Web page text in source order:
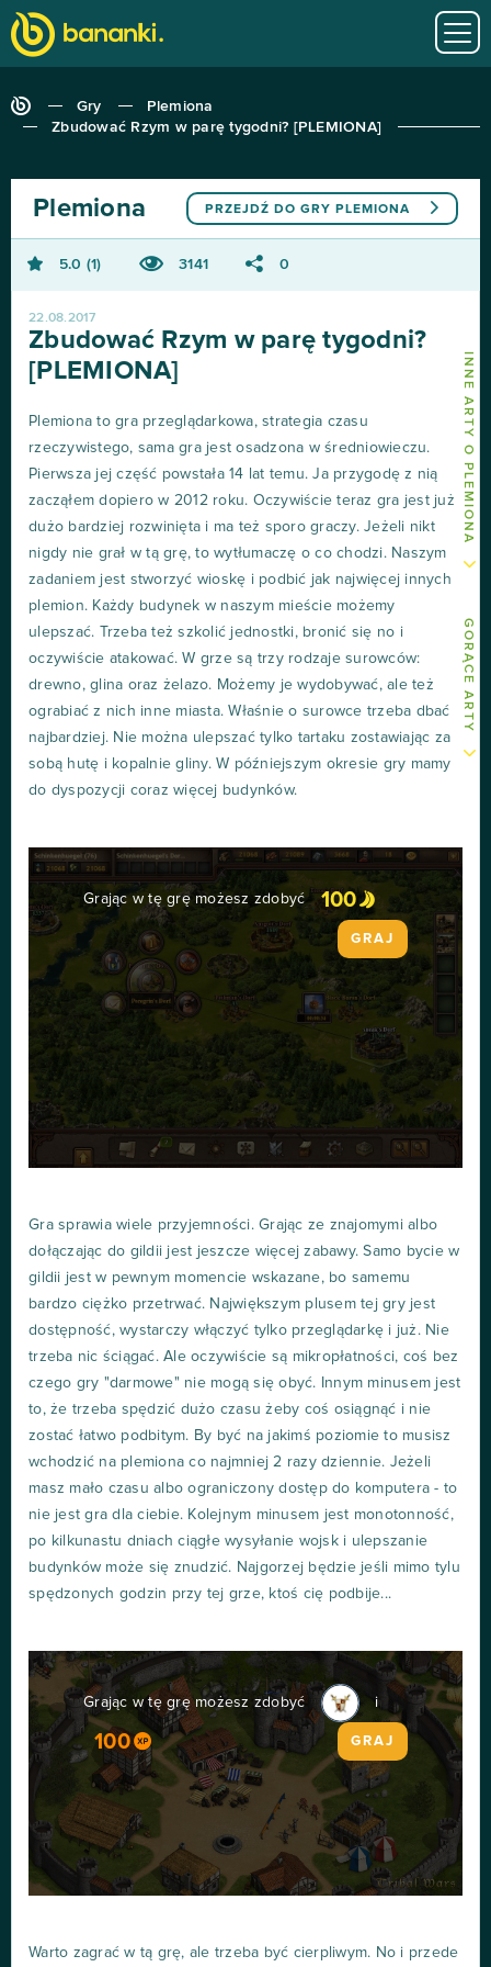
Gry
Plemiona
Zbudować Rzym w parę tygodni? [PLEMIONA]
INNE ARTY O PLEMIONA
GORĄCE ARTY
PRZEJDŹ DO GRY PLEMIONA
Plemiona
5.0 1 3141 0
22.08.2017
Zbudować Rzym w parę tygodni?
[PLEMIONA]
Plemiona to gra przeglądarkowa, strategia czasu
rzeczywistego, sama gra jest osadzona w średniowieczu.
Pierwsza jej część powstała 14 lat temu. Ja przygodę z nią
zacząłem dopiero w 2012 roku. Oczywiście teraz gra jest już
dużo bardziej rozwinięta i ma też sporo graczy. Jeżeli nikt
nigdy nie grał w tą grę, to wytłumaczę o co chodzi. Naszym
zadaniem jest stworzyć wioskę i podbić jak najwięcej innych
plemion. Każdy budynek w naszym mieście możemy
ulepszać. Trzeba też szkolić jednostki, bronić się no i
oczywiście atakować. W grze są trzy rodzaje surowców:
drewno, glina oraz żelazo. Możemy je wydobywać, ale też
ograbiać z nich inne miasta. Właśnie o surowce trzeba dbać
najbardziej. Nie można ulepszać tylko tartaku zostawiając za
sobą hutę i kopalnie gliny. W późniejszym okresie gry mamy
do dyspozycji coraz więcej budynków.
Grając w tę grę możesz zdobyć 100
GRAJ
Gra sprawia wiele przyjemności. Grając ze znajomymi albo
dołączając do gildii jest jeszcze więcej zabawy. Samo bycie w
gildii jest w pewnym momencie wskazane, bo samemu
bardzo ciężko przetrwać. Największym plusem tej gry jest
dostępność, wystarczy włączyć tylko przeglądarkę i już. Nie
trzeba nic ściągać. Ale oczywiście są mikropłatności, coś bez
czego gry "darmowe" nie mogą się obyć. Innym minusem jest
to, że trzeba spędzić dużo czasu żeby coś osiągnąć i nie
zostać łatwo podbitym. By być na jakimś poziomie to musisz
wchodzić na plemiona co najmniej 2 razy dziennie. Jeżeli
masz mało czasu albo ograniczony dostęp do komputera - to
nie jest gra dla ciebie. Kolejnym minusem jest monotonność,
po kilkunastu dniach ciągłe wysyłanie wojsk i ulepszanie
budynków może się znudzić. Najgorzej będzie jeśli mimo tylu
spędzonych godzin przy tej grze, ktoś cię podbije...
Grając w tę grę możesz zdobyć i
100 GRAJ
Warto zagrać w tą grę, ale trzeba być cierpliwym. No i przede